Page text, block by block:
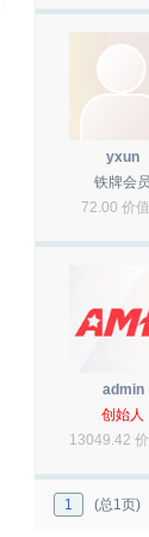
yxun
铁牌会员
72.00 价
admin
创始人
13049.42
1 (总1页)